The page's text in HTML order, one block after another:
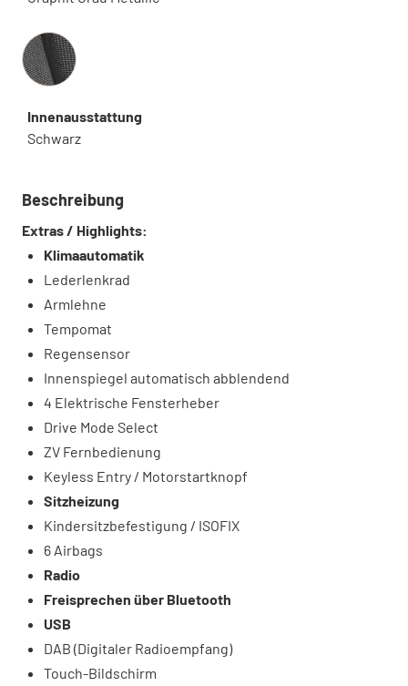
Innenausstattung
Innenausstattung
Schwarz
Beschreibung
Extras / Highlights:
Klimaautomatik
Lederlenkrad
Armlehne
Tempomat
Regensensor
Innenspiegel automatisch abblendend
4 Elektrische Fensterheber
Drive Mode Select
ZV Fernbedienung
Keyless Entry / Motorstartknopf
Sitzheizung
Kindersitzbefestigung / ISOFIX
6 Airbags
Radio
Freisprechen über Bluetooth
USB
DAB (Digitaler Radioempfang)
Touch-Bildschirm